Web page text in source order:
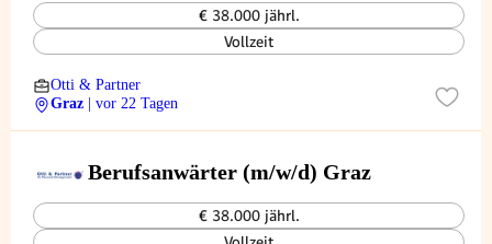
€ 38.000 jährl.
Vollzeit
Otti & Partner
Graz
| vor 22 Tagen
Berufsanwärter (m/w/d) Graz
€ 38.000 jährl.